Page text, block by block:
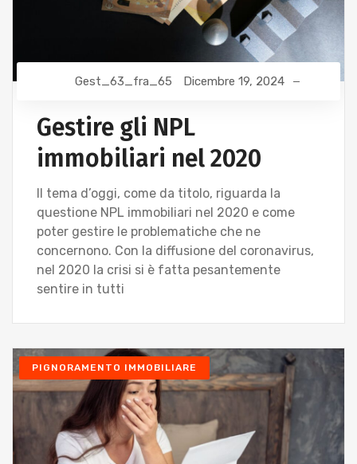
Gest_63_fra_65 Dicembre 19, 2024
Gestire gli NPL
immobiliari nel 2020
Il tema d’oggi, come da titolo, riguarda la
questione NPL immobiliari nel 2020 e come
poter gestire le problematiche che ne
concernono. Con la diffusione del coronavirus,
nel 2020 la crisi si è fatta pesantemente
sentire in tutti
PIGNORAMENTO IMMOBILIARE